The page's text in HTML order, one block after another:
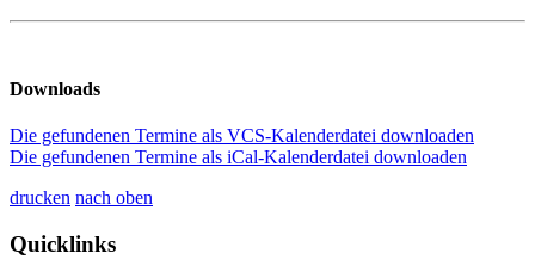
Downloads
Die gefundenen Termine als VCS-Kalenderdatei downloaden
Die gefundenen Termine als iCal-Kalenderdatei downloaden
drucken nach oben
Quicklinks